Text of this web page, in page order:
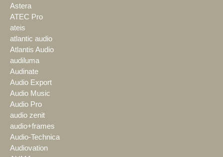
Astera
ATEC Pro
ateis
atlantic audio
Atlantis Audio
audiluma
Audinate
Audio Export
Audio Music
Audio Pro
audio zenit
audio+frames
Audio-Technica
Audiovation